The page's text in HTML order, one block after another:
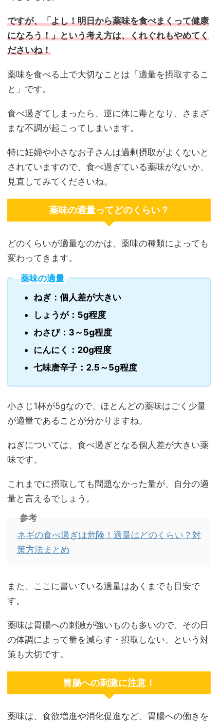
ですが、「よし！明日から薬味を食べまくって健康
になろう！」という考え方は、くれぐれもやめてく
ださいね！
薬味を食べる上で大切なことは「適量を摂取するこ
と」です。
食べ過ぎてしまったら、逆に体に毒となり、さまざ
まな不調が起こってしまいます。
特に妊婦や小さなお子さんは過剰摂取がよくないと
されていますので、食べ過ぎている薬味がないか、
見直してみてくださいね。
薬味の適量ってどのくらい？
どのくらいが適量なのかは、薬味の種類によっても
変わってきます。
薬味の適量
ねぎ：個人差が大きい
しょうが：5g程度
わさび：3～5g程度
にんにく：20g程度
七味唐辛子：2.5～5g程度
小さじ1杯が5gなので、ほとんどの薬味はごく少量
が適量であることが分かりますね。
ねぎについては、食べ過ぎとなる個人差が大きい薬
味です。
これまでに摂取しても問題なかった量が、自分の適
量と言えるでしょう。
参考
ネギの食べ過ぎは危険！適量はどのくらい？対
策方法まとめ
また、ここに書いている適量はあくまでも目安で
す。
薬味は胃腸への刺激が強いものも多いので、その日
の体調によって量を減らす・摂取しない、という対
策も大切です。
胃腸への刺激に注意！
薬味は、食欲増進や消化促進など、胃腸への働きを